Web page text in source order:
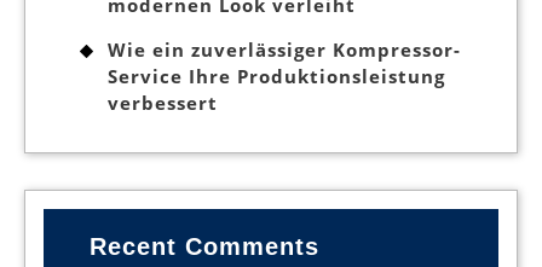
modernen Look verleiht
Wie ein zuverlässiger Kompressor-
Service Ihre Produktionsleistung
verbessert
Recent Comments